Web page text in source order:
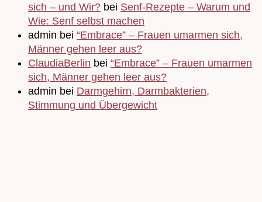
sich – und Wir? bei Senf-Rezepte – Warum und
Wie: Senf selbst machen
admin bei “Embrace” – Frauen umarmen sich,
Männer gehen leer aus?
ClaudiaBerlin bei “Embrace” – Frauen umarmen
sich, Männer gehen leer aus?
admin bei Darmgehirn, Darmbakterien,
Stimmung und Übergewicht